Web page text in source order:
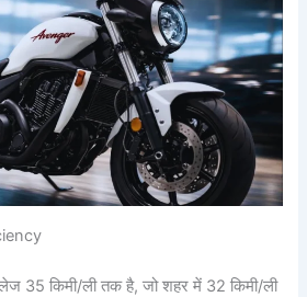
35 किमी/ली तक है, जो शहर में 32 किमी/ली